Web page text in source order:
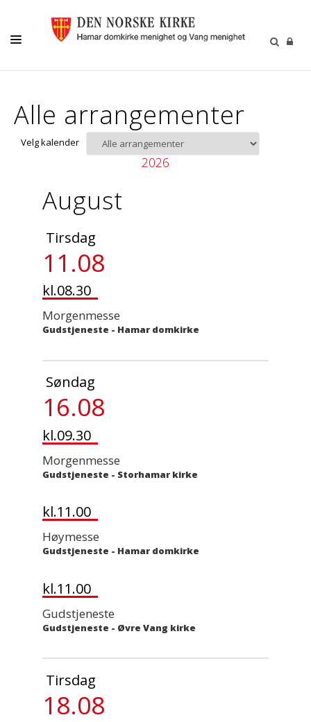
GRAVFERD/GRAVPLASS
KIRKELIGE HANDLINGER
BARN OG UNGE
DIAKONI
Alle arrangementer
Velg kalender
2026
August
Tirsdag
11.08
kl.08.30
Morgenmesse
Gudstjeneste - Hamar domkirke
Søndag
16.08
kl.09.30
Morgenmesse
Gudstjeneste - Storhamar kirke
kl.11.00
Høymesse
Gudstjeneste - Hamar domkirke
kl.11.00
Gudstjeneste
Gudstjeneste - Øvre Vang kirke
Tirsdag
18.08